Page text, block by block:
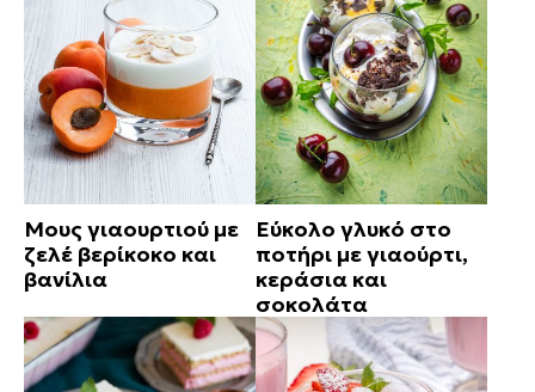
Μους γιαουρτιού με
ζελέ βερίκοκο και
βανίλια
Εύκολο γλυκό στο
ποτήρι με γιαούρτι,
κεράσια και
σοκολάτα